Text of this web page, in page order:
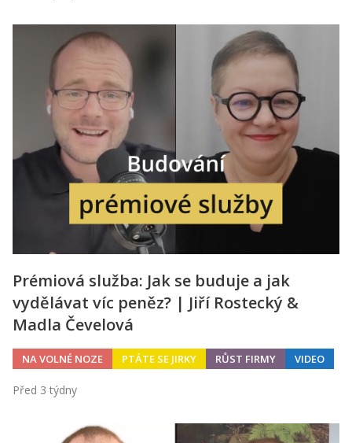
Prémiová služba: Jak se buduje a jak
vydělávat víc peněz? | Jiří Rostecký &
Madla Čevelová
NA VOLNÉ NOZE PTÁTE SE JIRKY RŮST FIRMY VIDEO
Před 3 týdny